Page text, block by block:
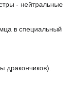
- нейтральные
в специальный
дракончиков).